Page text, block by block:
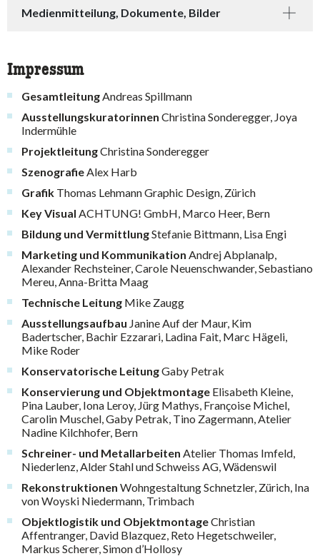
Medienmitteilung, Dokumente, Bilder
Impressum
Gesamtleitung Andreas Spillmann
Ausstellungskuratorinnen Christina Sonderegger, Joya
Indermühle
ProjektleitungChristina Sonderegger
Szenografie Alex Harb
Grafik Thomas Lehmann Graphic Design, Zürich
Key Visual ACHTUNG! GmbH, Marco Heer, Bern
Bildung und VermittlungStefanie Bittmann, Lisa Engi
Marketing und Kommunikation Andrej Abplanalp,
Alexander Rechsteiner, Carole Neuenschwander, Sebastiano
Mereu, Anna-Britta Maag
Technische Leitung Mike Zaugg
Ausstellungsaufbau Janine Auf der Maur, Kim
Badertscher, Bachir Ezzarari, Ladina Fait, Marc Hägeli,
Mike Roder
Konservatorische LeitungGaby Petrak
Konservierung und Objektmontage Elisabeth Kleine,
Pina Lauber, Iona Leroy, Jürg Mathys, Françoise Michel,
Carolin Muschel, Gaby Petrak, Tino Zagermann, Atelier
Nadine Kilchhofer, Bern
Schreiner- und Metallarbeiten Atelier Thomas Imfeld,
Niederlenz, Alder Stahl und Schweiss AG, Wädenswil
Rekonstruktionen Wohngestaltung Schnetzler, Zürich, Ina
von Woyski Niedermann, Trimbach
Objektlogistik und ObjektmontageChristian
Affentranger, David Blazquez, Reto Hegetschweiler,
Markus Scherer, Simon d’Hollosy